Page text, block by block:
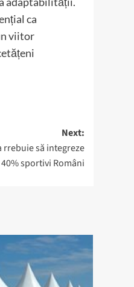
ca
viitor
Next:
rrebuie să integreze
40% sportivi Români